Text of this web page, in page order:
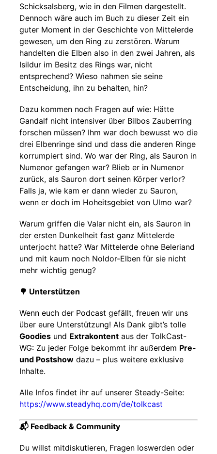
Schicksalsberg, wie in den Filmen dargestellt.
Dennoch wäre auch im Buch zu dieser Zeit ein
guter Moment in der Geschichte von Mittelerde
gewesen, um den Ring zu zerstören. Warum
handelten die Elben also in den zwei Jahren, als
Isildur im Besitz des Rings war, nicht
entsprechend? Wieso nahmen sie seine
Entscheidung, ihn zu behalten, hin?
Dazu kommen noch Fragen auf wie: Hätte
Gandalf nicht intensiver über Bilbos Zauberring
forschen müssen? Ihm war doch bewusst wo die
drei Elbenringe sind und dass die anderen Ringe
korrumpiert sind. Wo war der Ring, als Sauron in
Numenor gefangen war? Blieb er in Numenor
zurück, als Sauron dort seinen Körper verlor?
Falls ja, wie kam er dann wieder zu Sauron,
wenn er doch im Hoheitsgebiet von Ulmo war?
Warum griffen die Valar nicht ein, als Sauron in
der ersten Dunkelheit fast ganz Mittelerde
unterjocht hatte? War Mittelerde ohne Beleriand
und mit kaum noch Noldor-Elben für sie nicht
mehr wichtig genug?
🌳 Unterstützen
Wenn euch der Podcast gefällt, freuen wir uns
über eure Unterstützung! Als Dank gibt’s tolle
Goodies und Extrakontent aus der TolkCast-
WG: Zu jeder Folge bekommt ihr außerdem Pre-
und Postshow dazu – plus weitere exklusive
Inhalte.
Alle Infos findet ihr auf unserer Steady-Seite:
https://www.steadyhq.com/de/tolkcast
📬 Feedback & Community
Du willst mitdiskutieren, Fragen loswerden oder